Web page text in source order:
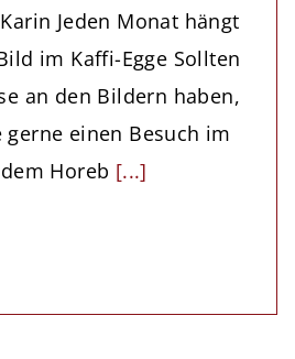
Jeden Monat hängt
im Kaffi-Egge Sollten
an den Bildern haben,
gerne einen Besuch im
Horeb [...]